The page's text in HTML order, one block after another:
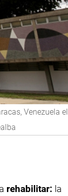
Venezuela el
rehabilitar: la